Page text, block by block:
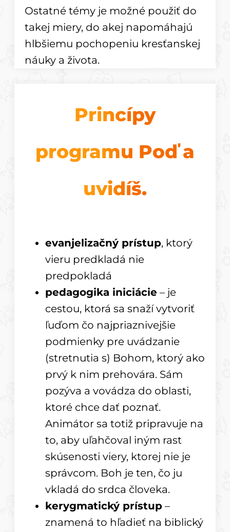
Ostatné témy je možné použiť do
takej miery, do akej napomáhajú
hlbšiemu pochopeniu kresťanskej
náuky a života.
Princípy
programu Poď a
uvidíš.
evanjelizačný prístup, ktorý
vieru predkladá nie
predpokladá
pedagogika iniciácie – je
cestou, ktorá sa snaží vytvoriť
ľuďom čo najpriaznivejšie
podmienky pre uvádzanie
(stretnutia s) Bohom, ktorý ako
prvý k nim prehovára. Sám
pozýva a vovádza do oblasti,
ktoré chce dať poznať.
Animátor sa totiž pripravuje na
to, aby uľahčoval iným rast
skúsenosti viery, ktorej nie je
správcom. Boh je ten, čo ju
vkladá do srdca človeka.
kerygmatický prístup –
znamená to hľadieť na biblický